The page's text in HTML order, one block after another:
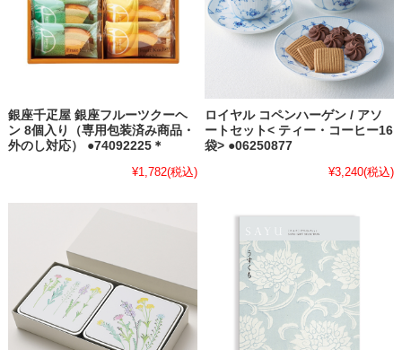
銀座千疋屋 銀座フルーツクーヘ
ン 8個入り（専用包装済み商品・
外のし対応） ●74092225＊
¥1,782(税込)
ロイヤル コペンハーゲン / アソ
ートセット< ティー・コーヒー16
袋> ●06250877
¥3,240(税込)